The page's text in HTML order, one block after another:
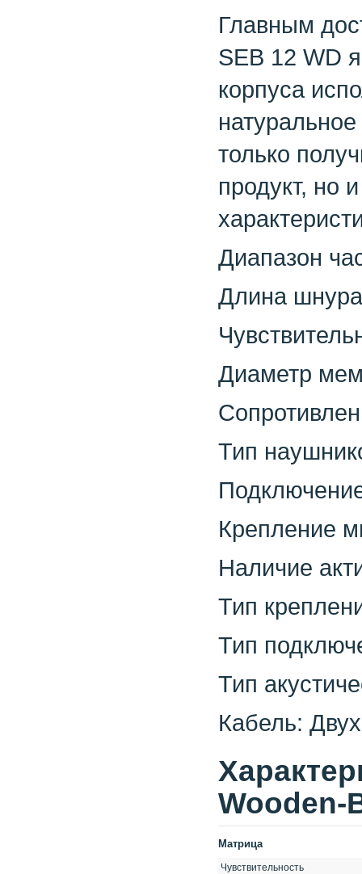
Главным
SEB 12 WD
корпуса
только
продукт, но
Диапазон
Длина
Диаметр
Тип
Крепление
Наличие
Тип
Тип
Тип
Кабель:
Wooden-
Матрица
Чувствительность